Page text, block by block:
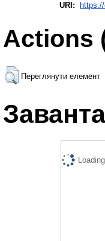
URI:
Actions
Переглянути елемент